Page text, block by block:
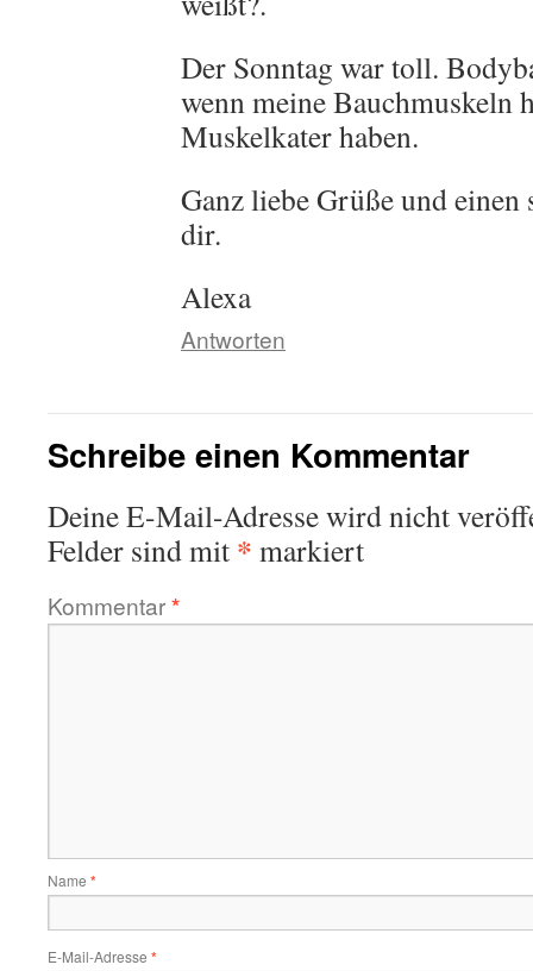
Der Sonntag war toll.
wenn meine Bauchmuskeln
Muskelkater haben.
Ganz liebe Grüße und einen
dir.
Alexa
Antworten
Schreibe einen Kommentar
Deine E-Mail-Adresse wird nicht
Felder sind mit * markiert
Kommentar*
Name *
E-Mail-Adresse *